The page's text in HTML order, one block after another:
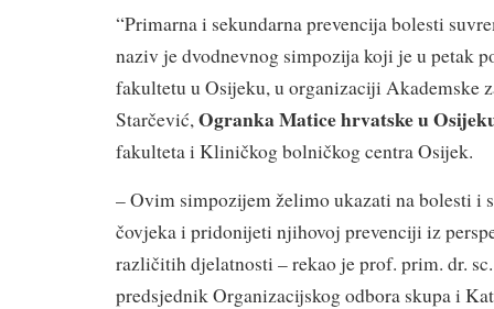
“Primarna i sekundarna prevencija bolesti
naziv je dvodnevnog simpozija koji je u petak
fakultetu u Osijeku, u organizaciji Akademske
Starčević, Ogranka Matice hrvatske u
fakulteta i Kliničkog bolničkog centra Osijek.
– Ovim simpozijem želimo ukazati na bolesti i
čovjeka i pridonijeti njihovoj prevenciji iz
različitih djelatnosti – rekao je prof. prim. dr.
predsjednik Organizacijskog odbora skupa i